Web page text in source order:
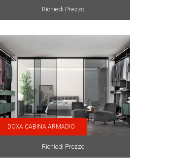
Richiedi Prezzo
DOXA CABINA ARMADIO
Richiedi Prezzo